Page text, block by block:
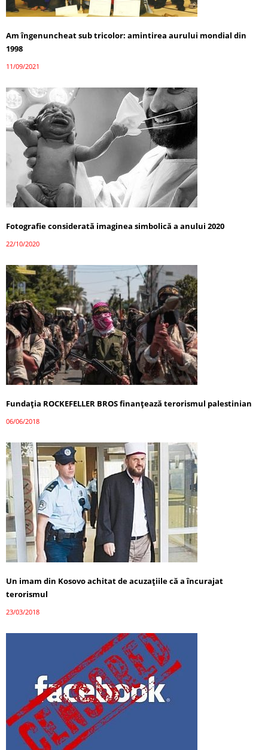
Am îngenuncheat sub tricolor: amintirea aurului mondial din
1998
11/09/2021
Fotografie considerată imaginea simbolică a anului 2020
22/10/2020
Fundația ROCKEFELLER BROS finanțează terorismul palestinian
06/06/2018
Un imam din Kosovo achitat de acuzațiile că a încurajat
terorismul
23/03/2018